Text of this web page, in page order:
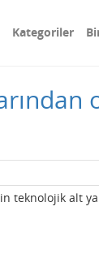
Kategoriler
teknolojik alt